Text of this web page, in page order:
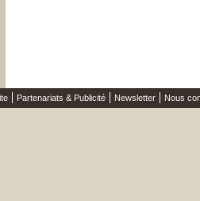
Partenariats & Publicité Newsletter Nous